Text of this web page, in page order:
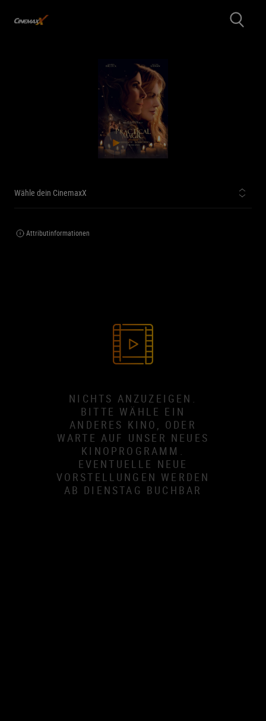
Wähle dein CinemaxX
Attributinformationen
NICHTS ANZUZEIGEN.
BITTE WÄHLE EIN
ANDERES KINO, ODER
WARTE AUF UNSER NEUES
KINOPROGRAMM.
EVENTUELLE NEUE
VORSTELLUNGEN WERDEN
AB DIENSTAG BUCHBAR